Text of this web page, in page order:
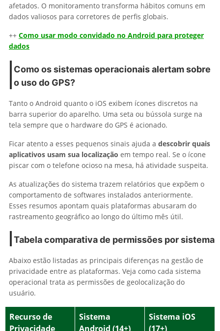
afetados. O monitoramento transforma hábitos comuns em
dados valiosos para corretores de perfis globais.
++ Como usar modo convidado no Android para proteger
dados
Como os sistemas operacionais alertam sobre
o uso do GPS?
Tanto o Android quanto o iOS exibem ícones discretos na
barra superior do aparelho. Uma seta ou bússola surge na
tela sempre que o hardware do GPS é acionado.
Ficar atento a esses pequenos sinais ajuda a descobrir quais
aplicativos usam sua localização em tempo real. Se o ícone
piscar com o telefone ocioso na mesa, há atividade suspeita.
As atualizações do sistema trazem relatórios que expõem o
comportamento de softwares instalados anteriormente.
Esses resumos apontam quais plataformas abusaram do
rastreamento geográfico ao longo do último mês útil.
Tabela comparativa de permissões por sistema
Abaixo estão listadas as principais diferenças na gestão de
privacidade entre as plataformas. Veja como cada sistema
operacional trata as permissões de geolocalização do
usuário.
Recurso de
Privacidade
Sistema
Android (14+)
Sistema iOS
(17+)